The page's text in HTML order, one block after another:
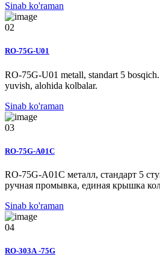
Sinab ko'raman
02
RO-75G-U01
RO-75G-U01 metall, standart 5
yuvish, alohida kolbalar.
Sinab ko'raman
03
RO-75G-A01C
RO-75G-A01C металл, стандарт 5
ручная промывка, единая крышка
Sinab ko'raman
04
RO-303А -75G